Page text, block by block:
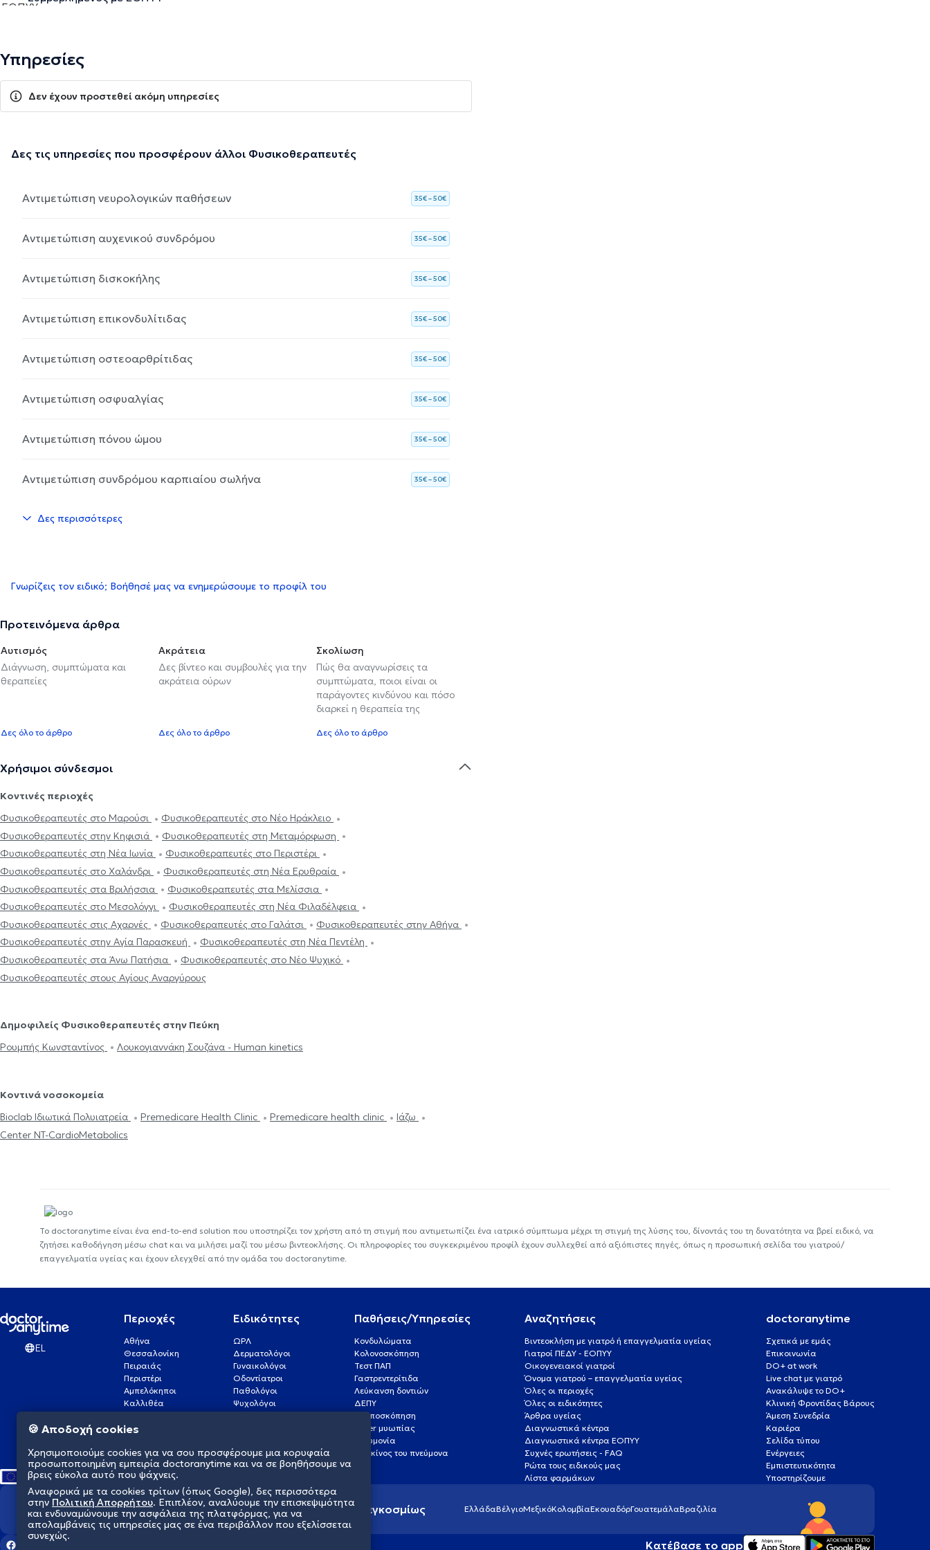
Υπηρεσίες
Δεν έχουν προστεθεί ακόμη υπηρεσίες
Δες τις υπηρεσίες που προσφέρουν άλλοι Φυσικοθεραπευτές
Αντιμετώπιση νευρολογικών παθήσεων 35€ – 50€
Αντιμετώπιση αυχενικού συνδρόμου 35€ – 50€
Αντιμετώπιση δισκοκήλης 35€ – 50€
Αντιμετώπιση επικονδυλίτιδας 35€ – 50€
Αντιμετώπιση οστεοαρθρίτιδας 35€ – 50€
Αντιμετώπιση οσφυαλγίας 35€ – 50€
Αντιμετώπιση πόνου ώμου 35€ – 50€
Αντιμετώπιση συνδρόμου καρπιαίου σωλήνα 35€ – 50€
Δες περισσότερες
Γνωρίζεις τον ειδικό; Βοήθησέ μας να ενημερώσουμε το προφίλ του
Προτεινόμενα άρθρα
Αυτισμός
Διάγνωση, συμπτώματα και
θεραπείες
Δες όλο το άρθρο
Ακράτεια
Δες βίντεο και συμβουλές για την
ακράτεια ούρων
Δες όλο το άρθρο
Σκολίωση
Πώς θα αναγνωρίσεις τα
συμπτώματα, ποιοι είναι οι
παράγοντες κινδύνου και πόσο
διαρκεί η θεραπεία της
Δες όλο το άρθρο
Χρήσιμοι σύνδεσμοι
Κοντινές περιοχές
Φυσικοθεραπευτές στο Μαρούσι
Φυσικοθεραπευτές στο Νέο Ηράκλειο
Φυσικοθεραπευτές στην Κηφισιά
Φυσικοθεραπευτές στη Μεταμόρφωση
Φυσικοθεραπευτές στη Νέα Ιωνία
Φυσικοθεραπευτές στο Περιστέρι
Φυσικοθεραπευτές στο Χαλάνδρι
Φυσικοθεραπευτές στη Νέα Ερυθραία
Φυσικοθεραπευτές στα Βριλήσσια
Φυσικοθεραπευτές στα Μελίσσια
Φυσικοθεραπευτές στο Μεσολόγγι
Φυσικοθεραπευτές στη Νέα Φιλαδέλφεια
Φυσικοθεραπευτές στις Αχαρνές
Φυσικοθεραπευτές στο Γαλάτσι
Φυσικοθεραπευτές στην Αθήνα
Φυσικοθεραπευτές στην Αγία Παρασκευή
Φυσικοθεραπευτές στη Νέα Πεντέλη
Φυσικοθεραπευτές στα Άνω Πατήσια
Φυσικοθεραπευτές στο Νέο Ψυχικό
Φυσικοθεραπευτές στους Αγίους Αναργύρους
Δημοφιλείς Φυσικοθεραπευτές στην Πεύκη
Ρουμπής Κωνσταντίνος
Λουκογιαννάκη Σουζάνα - Human kinetics
Κοντινά νοσοκομεία
Bioclab Ιδιωτικά Πολυιατρεία
Premedicare Health Clinic Premedicare health clinic
Ιάζω
Center NT-CardioMetabolics
Το doctoranytime είναι ένα end-to-end solution που υποστηρίζει τον χρήστη από τη στιγμή που αντιμετωπίζει ένα ιατρικό σύμπτωμα μέχρι τη στιγμή της λύσης του, δίνοντάς του τη δυνατότητα να βρεί ειδικό, να
ζητήσει καθοδήγηση μέσω chat και να μιλήσει μαζί του μέσω βιντεοκλήσης. Οι πληροφορίες του συγκεκριμένου προφίλ έχουν συλλεχθεί από αξιόπιστες πηγές, όπως η προσωπική σελίδα του γιατρού/
επαγγελματία υγείας και έχουν ελεγχθεί από την ομάδα του doctoranytime.
EL
Περιοχές
Αθήνα
Θεσσαλονίκη
Πειραιάς
Περιστέρι
Αμπελόκηποι
Καλλιθέα
Γλυφάδα
Νέα Σμύρνη
Ειδικότητες
ΩΡΛ
Δερματολόγοι
Γυναικολόγοι
Οδοντίατροι
Παθολόγοι
Ψυχολόγοι
Καρδιολόγοι
Παθήσεις/Υπηρεσίες
Κονδυλώματα
Κολονοσκόπηση
Τεστ ΠΑΠ
Γαστρεντερίτιδα
Λεύκανση δοντιών
ΔΕΠΥ
Κολποσκόπηση
Laser μυωπίας
Πνευμονία
Καρκίνος του πνεύμονα
Αναζητήσεις
Βιντεοκλήση με γιατρό ή επαγγελματία υγείας
Γιατροί ΠΕΔΥ - ΕΟΠΥΥ
Οικογενειακοί γιατροί
Όνομα γιατρού – επαγγελματία υγείας
Όλες οι περιοχές
Όλες οι ειδικότητες
Άρθρα υγείας
Διαγνωστικά κέντρα
Διαγνωστικά κέντρα ΕΟΠΥΥ
Συχνές ερωτήσεις - FAQ
Ρώτα τους ειδικούς μας
Λίστα φαρμάκων
doctoranytime
Σχετικά με εμάς
Επικοινωνία
DO+ at work
Live chat με γιατρό
Ανακάλυψε το DO+
Κλινική Φροντίδας Βάρους
Άμεση Συνεδρία
Καριέρα
Σελίδα τύπου
Ενέργειες
Εμπιστευτικότητα
Υποστηρίζουμε
Διαμορφώνουμε το μέλλον της υγείας παγκοσμίως ΕλλάδαΒέλγιοΜεξικόΚολομβίαΕκουαδόρΓουατεμάλαΒραζιλία
Κατέβασε το app
🍪 Αποδοχή cookies
Χρησιμοποιούμε cookies για να σου προσφέρουμε μια κορυφαία
προσωποποιημένη εμπειρία doctoranytime και να σε βοηθήσουμε να
βρεις εύκολα αυτό που ψάχνεις.
Αναφορικά με τα cookies τρίτων (όπως Google), δες περισσότερα
στην Πολιτική Απορρήτου. Επιπλέον, αναλύουμε την επισκεψιμότητα
και ενδυναμώνουμε την ασφάλεια της πλατφόρμας, για να
απολαμβάνεις τις υπηρεσίες μας σε ένα περιβάλλον που εξελίσσεται
συνεχώς.